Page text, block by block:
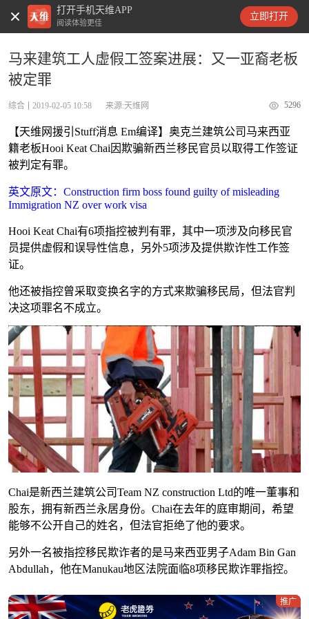
打开手机天维APP
阅读体验更佳
立即打开
天维新闻
马来建筑工人虚假工签案进展：又一亚裔老板
被定罪
综合 2019-02-05 10:58 来源:天维网 5296
【天维网援引Stuff消息 Em编译】奥克兰建筑公司马来西亚
籍老板Hooi Keat Chai因欺骗新西兰移民官员以取得工作签证
被判定有罪。
英文原文：Construction firm boss found guilty of misleading
Immigration NZ over work visa
Hooi Keat Chai有6项指控被判有罪，其中一项涉及向移民官
员提供虚假和误导性信息，另外5项涉及提供欺诈性工作签
证。
他还被指控曾采取变换名字的方式来欺骗移民局，但法官判
决这项罪名不成立。
Chai是新西兰建筑公司Team NZ construction Ltd的唯一董事和
股东，拥有新西兰永居身份。Chai在去年的庭审期间，希望
能够不公开自己的姓名，但法官拒绝了他的要求。
另外一名被指控移民欺诈者的是马来西亚男子Adam Bin Gan
Abdullah，他在Manukau地区法院面临8项移民欺诈罪指控。
推广